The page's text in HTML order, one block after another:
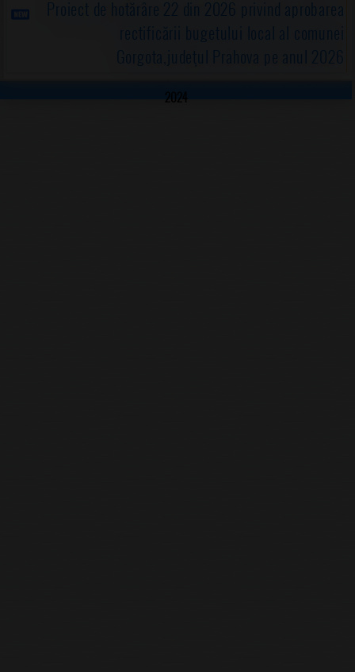
Proiect de hotărâre 22 din 2026 privind aprobarea
rectificării bugetului local al comunei
Gorgota,judeţul Prahova pe anul 2026
2024